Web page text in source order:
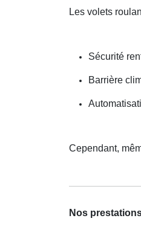
Les volets
Sécurité
Barrière
Cependant,
Nos